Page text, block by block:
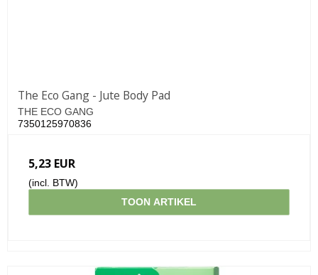
The Eco Gang - Jute Body Pad
THE ECO GANG
7350125970836
5,23 EUR
(incl. BTW)
TOON ARTIKEL